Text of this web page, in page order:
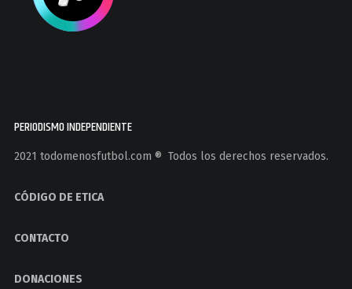
PERIODISMO INDEPENDIENTE
2021 todomenosfutbol.com ®️ Todos los derechos reservados.
CÓDIGO DE ETICA
CONTACTO
DONACIONES